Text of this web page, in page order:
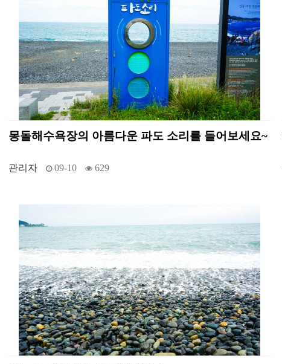
몽돌해수욕장의 아름다운 파도 소리를 들어보세요~
관리자 09-10 629